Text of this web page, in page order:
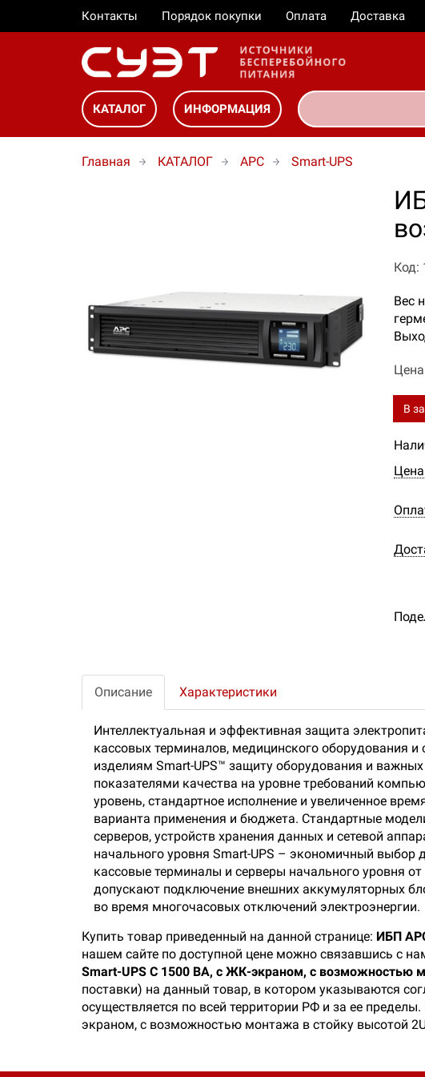
Контакты Порядок покупки Оплата Доставка
КАТАЛОГ ИНФОРМАЦИЯ
Главная КАТАЛОГ APC Smart-UPS
Код:
Вес
В
Описание Характеристики
Интеллектуальная и эффективная защита
кассовых терминалов, медицинского оборудования
изделиям Smart-UPS™ защиту оборудования и
показателями качества на уровне требований
уровень, стандартное исполнение и увеличенное
варианта применения и бюджета. Стандартные
серверов, устройств хранения данных и сетевой
начального уровня Smart-UPS – экономичный
кассовые терминалы и серверы начального уровня
допускают подключение внешних аккумуляторных
во время многочасовых отключений электроэнергии.
Купить товар приведенный на данной странице: ИБП
нашем сайте по доступной цене можно связавшись с
Smart-UPS C 1500 ВА, с ЖК-экраном, с возможностью
поставки) на данный товар, в котором указываются
осуществляется по всей территории РФ и за ее
экраном, с возможностью монтажа в стойку высотой